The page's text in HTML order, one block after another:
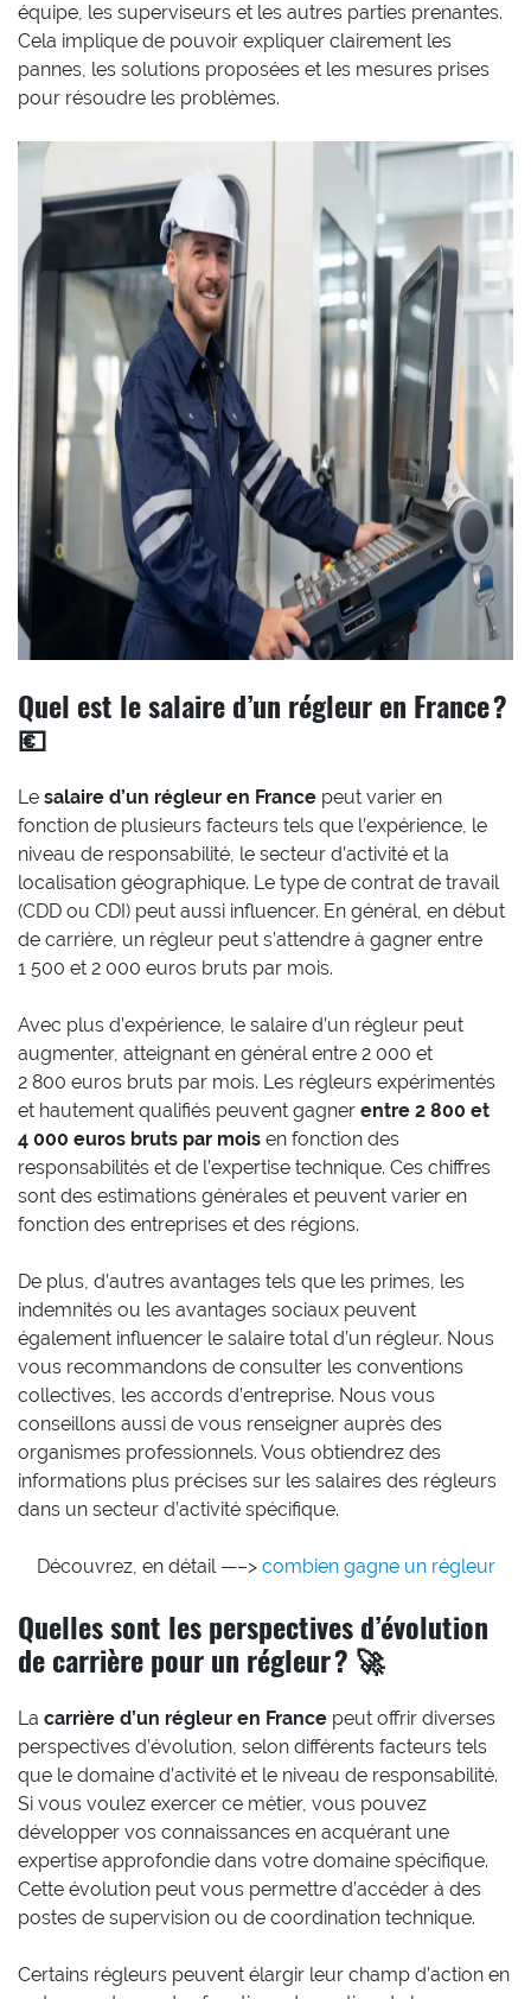
équipe, les superviseurs et les autres parties prenantes.
Cela implique de pouvoir expliquer clairement les
pannes, les solutions proposées et les mesures prises
pour résoudre les problèmes.
Quel est le salaire d’un régleur en France ?
💶
Le salaire d’un régleur en France peut varier en
fonction de plusieurs facteurs tels que l’expérience, le
niveau de responsabilité, le secteur d’activité et la
localisation géographique. Le type de contrat de travail
(CDD ou CDI) peut aussi influencer. En général, en début
de carrière, un régleur peut s’attendre à gagner entre
1 500 et 2 000 euros bruts par mois.
Avec plus d’expérience, le salaire d’un régleur peut
augmenter, atteignant en général entre 2 000 et
2 800 euros bruts par mois. Les régleurs expérimentés
et hautement qualifiés peuvent gagner entre 2 800 et
4 000 euros bruts par mois en fonction des
responsabilités et de l’expertise technique. Ces chiffres
sont des estimations générales et peuvent varier en
fonction des entreprises et des régions.
De plus, d’autres avantages tels que les primes, les
indemnités ou les avantages sociaux peuvent
également influencer le salaire total d’un régleur. Nous
vous recommandons de consulter les conventions
collectives, les accords d’entreprise. Nous vous
conseillons aussi de vous renseigner auprès des
organismes professionnels. Vous obtiendrez des
informations plus précises sur les salaires des régleurs
dans un secteur d’activité spécifique.
Découvrez, en détail —–> combien gagne un régleur
Quelles sont les perspectives d’évolution
de carrière pour un régleur ? 🚀
La carrière d’un régleur en France peut offrir diverses
perspectives d’évolution, selon différents facteurs tels
que le domaine d’activité et le niveau de responsabilité.
Si vous voulez exercer ce métier, vous pouvez
développer vos connaissances en acquérant une
expertise approfondie dans votre domaine spécifique.
Cette évolution peut vous permettre d’accéder à des
postes de supervision ou de coordination technique.
Certains régleurs peuvent élargir leur champ d’action en